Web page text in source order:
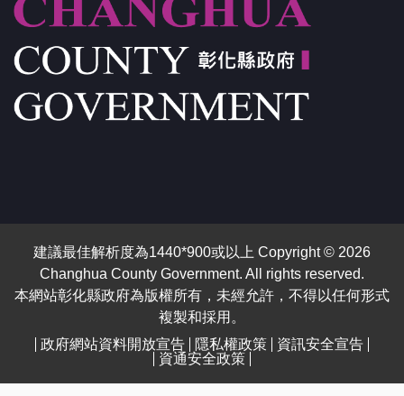
建議最佳解析度為1440*900或以上 Copyright © 2026
Changhua County Government. All rights reserved.
本網站彰化縣政府為版權所有，未經允許，不得以任何形式
複製和採用。
政府網站資料開放宣告
隱私權政策
資訊安全宣告
資通安全政策